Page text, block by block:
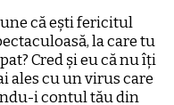
că ești fericitul
la care tu
Cred și eu că nu îți
ales cu un virus care
i contul tău din